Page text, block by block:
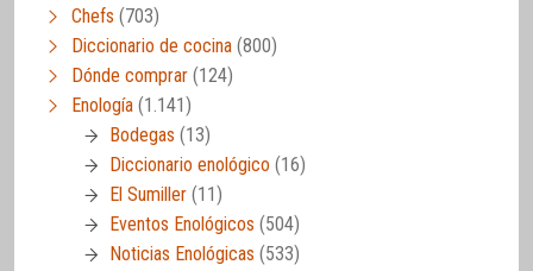
Chefs (703)
Diccionario de cocina (800)
Dónde comprar (124)
Enología (1.141)
Bodegas (13)
Diccionario enológico (16)
El Sumiller (11)
Eventos Enológicos (504)
Noticias Enológicas (533)